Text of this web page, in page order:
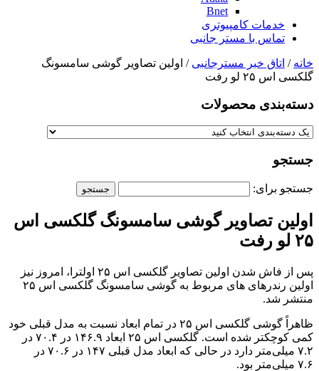
Bnet
خدمات کامپیوتری
تماس با مستر جانبی
خانه / اتاق خبر مسترجانبی / اولین تصاویر گوشی سامسونگ
گلکسی اس ۲۵ لو رفت
دسته‌بندی‌ محصولات
جستجو
جستجو برای:
اولین تصاویر گوشی سامسونگ گلکسی اس
۲۵ لو رفت
پس از فاش شدن اولین تصاویر گلکسی اس ۲۵ اولترا، امروز نیز
اولین رندرهای های مربوط به گوشی سامسونگ گلکسی اس ۲۵
منتشر شد.
ظاهراً گوشی گلکسی اس ۲۵ در تمام ابعاد نسبت به مدل قبلی خود
کمی کوچکتر شده است. گلکسی اس ۲۵ ابعاد ۱۴۶.۹ در ۷۰.۴ در
۷.۲ میلی‌متر ‌دارد در حالی که ابعاد مدل قبلی ۱۴۷ در ۷۰.۶ در
۷.۶ میلی‌متر بود.